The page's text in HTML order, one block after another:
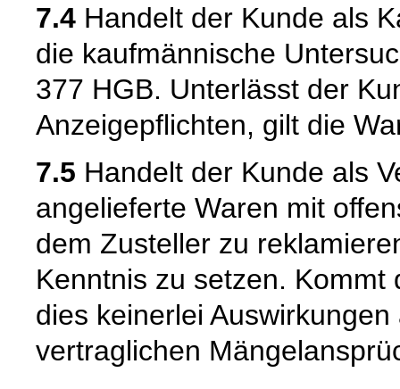
7.4 Handelt der Kunde als
die kaufmännische
377 HGB. Unterlässt der
Anzeigepflichten, gilt die
7.5 Handelt der Kunde als
angelieferte Waren mit
dem Zusteller zu
Kenntnis zu setzen.
dies keinerlei
vertraglichen